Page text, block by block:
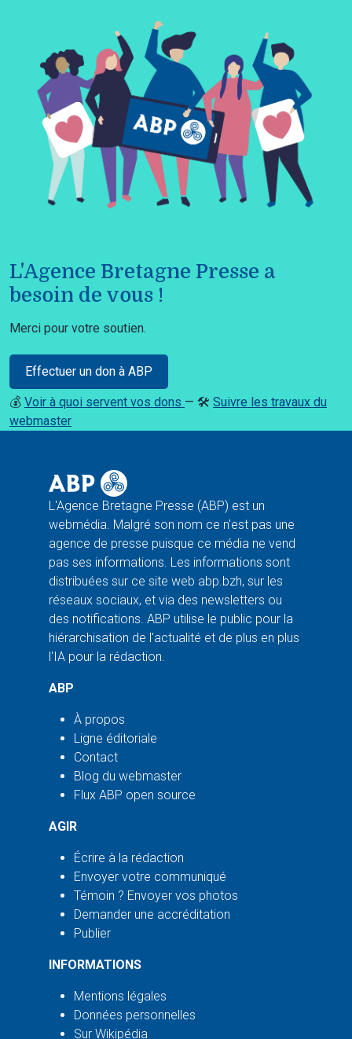
L'Agence Bretagne Presse a
besoin de vous !
Merci pour votre soutien.
Effectuer un don à ABP
💰 Voir à quoi servent vos dons — 🛠️ Suivre les travaux du
webmaster
L'Agence Bretagne Presse (ABP) est un
webmédia. Malgré son nom ce n'est pas une
agence de presse puisque ce média ne vend
pas ses informations. Les informations sont
distribuées sur ce site web abp.bzh, sur les
réseaux sociaux, et via des newsletters ou
des notifications. ABP utilise le public pour la
hiérarchisation de l'actualité et de plus en plus
l'IA pour la rédaction.
ABP
À propos
Ligne éditoriale
Contact
Blog du webmaster
Flux ABP open source
AGIR
Écrire à la rédaction
Envoyer votre communiqué
Témoin ? Envoyer vos photos
Demander une accréditation
Publier
INFORMATIONS
Mentions légales
Données personnelles
Sur Wikipédia